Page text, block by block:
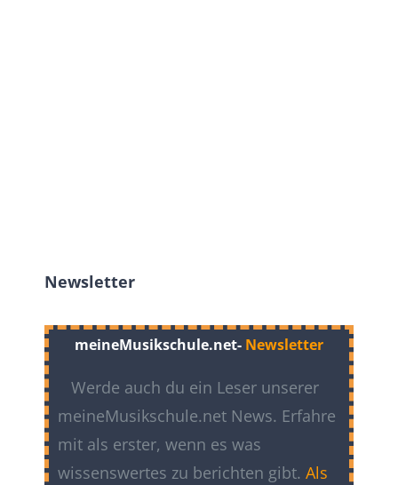
Newsletter
meineMusikschule.net- Newsletter
Werde auch du ein Leser unserer
meineMusikschule.net News. Erfahre
mit als erster, wenn es was
wissenswertes zu berichten gibt. Als